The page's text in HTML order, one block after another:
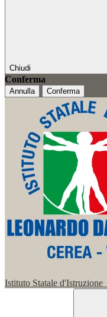
Chiudi
Conferma
Annulla Conferma
Istituto Statale d'Istruzione